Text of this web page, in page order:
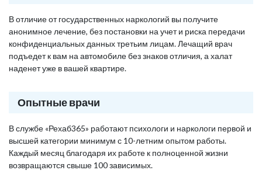
В отличие от государственных наркологий вы получите
анонимное лечение, без постановки на учет и риска передачи
конфиденциальных данных третьим лицам. Лечащий врач
подъедет к вам на автомобиле без знаков отличия, а халат
наденет уже в вашей квартире.
Опытные врачи
В службе «Рехаб365» работают психологи и наркологи первой и
высшей категории минимум с 10-летним опытом работы.
Каждый месяц благодаря их работе к полноценной жизни
возвращаются свыше 100 зависимых.